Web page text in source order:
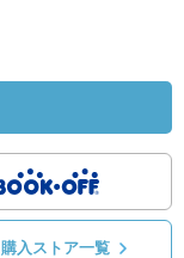
購入ストア一覧